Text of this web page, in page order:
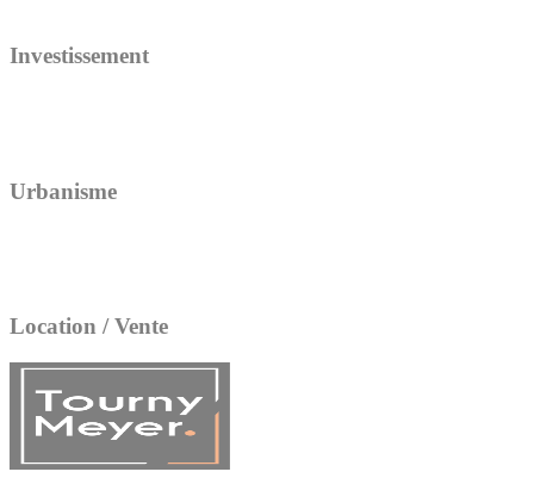
Investissement
Urbanisme
Location / Vente